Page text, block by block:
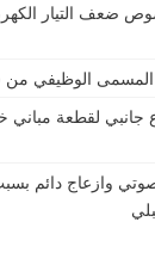
ضعف التيار
الوظيفي من
جانبي لقطعة مباني
وازعاج دائم